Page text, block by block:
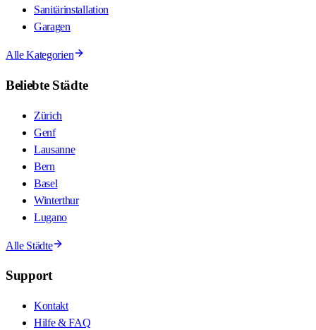
Sanitärinstallation
Garagen
Alle Kategorien
Beliebte Städte
Zürich
Genf
Lausanne
Bern
Basel
Winterthur
Lugano
Alle Städte
Support
Kontakt
Hilfe & FAQ